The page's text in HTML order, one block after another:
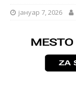
јануар 7, 2026